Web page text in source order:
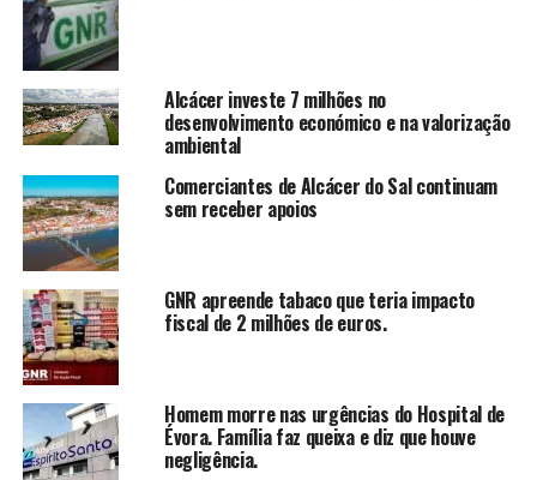
Alcácer investe 7 milhões no
desenvolvimento económico e na valorização
ambiental
Comerciantes de Alcácer do Sal continuam
sem receber apoios
GNR apreende tabaco que teria impacto
fiscal de 2 milhões de euros.
Homem morre nas urgências do Hospital de
Évora. Família faz queixa e diz que houve
negligência.